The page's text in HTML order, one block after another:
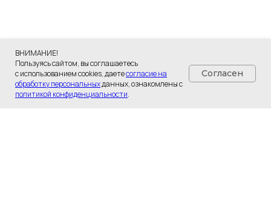
ВНИМАНИЕ!
Пользуясь сайтом, вы соглашаетесь
с использованием cookies, даетесогласие на
обработку персональныхданных, ознакомлены с
политикой конфиденциальности.
Согласен